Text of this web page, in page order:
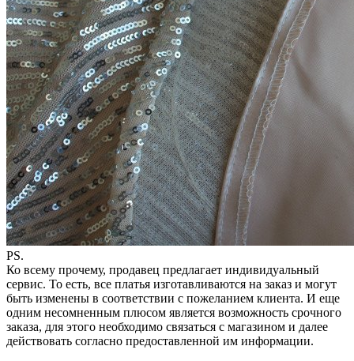
PS.
Ко всему прочему, продавец предлагает индивидуальный
сервис. То есть, все платья изготавливаются на заказ и могут
быть изменены в соответствии с пожеланием клиента. И еще
одним несомненным плюсом является возможность срочного
заказа, для этого необходимо связаться с магазином и далее
действовать согласно предоставленной им информации.